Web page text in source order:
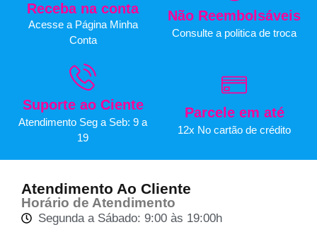
Receba na conta
Acesse a Página Minha
Conta
Não Reembolsáveis
Consulte a politica de troca
Suporte ao Ciente
Atendimento Seg a Seb: 9 a
19
Parcele em até
12x No cartão de crédito
Atendimento Ao Cliente
Horário de Atendimento
Segunda a Sábado: 9:00 às 19:00h